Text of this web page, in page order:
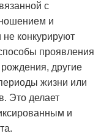
с
и
конкурируют
проявления
другие
жизни или
Это делает
и